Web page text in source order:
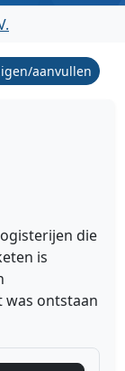
aanvullen
die
is
was ontstaan